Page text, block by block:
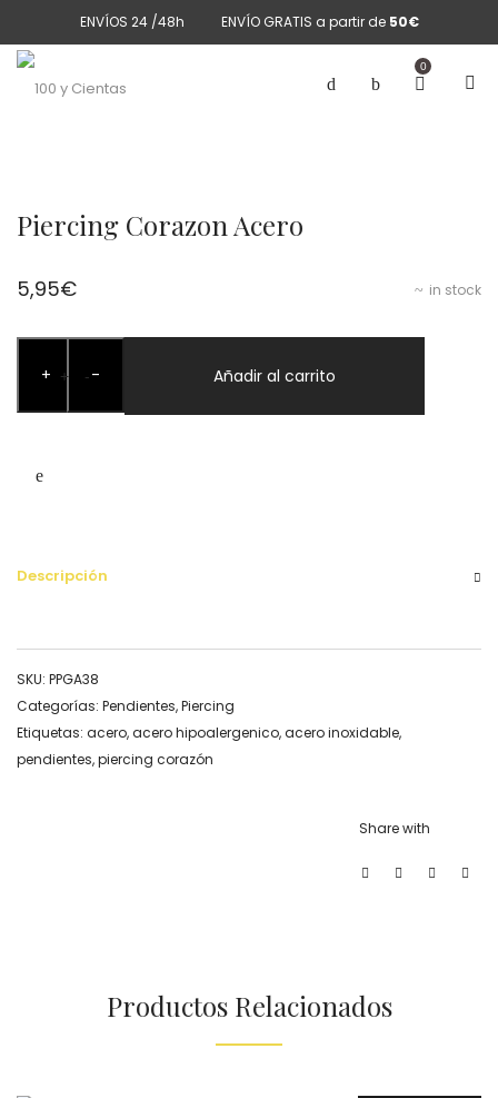
ENVÍOS 24 /48h ENVÍO GRATIS a partir de 50€
0
Piercing Corazon Acero
in stock
5,95€
+ -Corazon
+ - Añadir al carrito
Descripción
SKU: PPGA38
Categorías: Pendientes,Piercing
Etiquetas: acero,acero hipoalergenico,acero inoxidable,
pendientes,piercing corazón
Share with
Productos Relacionados